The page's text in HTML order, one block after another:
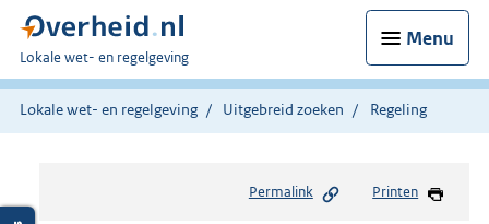
Menu
U
bent
hier:
Lokale wet- en regelgeving
Lokale wet- en regelgeving Uitgebreid zoeken Regeling
Permalink Printen